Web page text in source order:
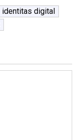
identitas digital